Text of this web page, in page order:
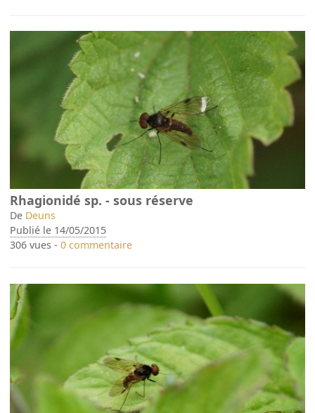
Rhagionidé sp. - sous réserve
De Deuns
Publié le 14/05/2015
306 vues -0 commentaire